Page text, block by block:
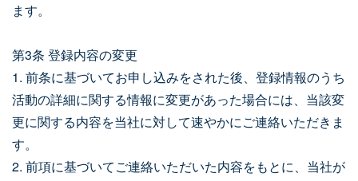
ます。
第3条 登録内容の変更
1. 前条に基づいてお申し込みをされた後、登録情報のうち
活動の詳細に関する情報に変更があった場合には、当該変
更に関する内容を当社に対して速やかにご連絡いただきま
す。
2. 前項に基づいてご連絡いただいた内容をもとに、当社が